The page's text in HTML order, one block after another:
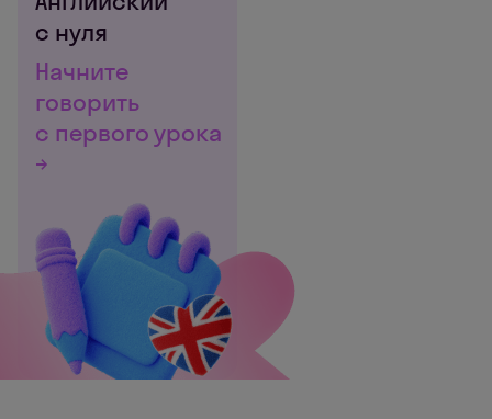
с нуля
Начните
говорить
с первого урока
→